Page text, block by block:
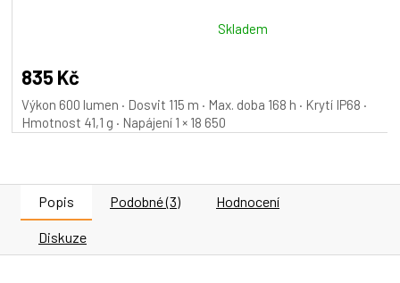
produktu
je
5,0
z
Skladem
835 Kč
Výkon 600 lumen · Dosvit 115 m · Max. doba 168 h · Krytí IP68 ·
Hmotnost 41,1 g · Napájení 1 × 18 650
Popis Podobné (3) Hodnocení
Diskuze